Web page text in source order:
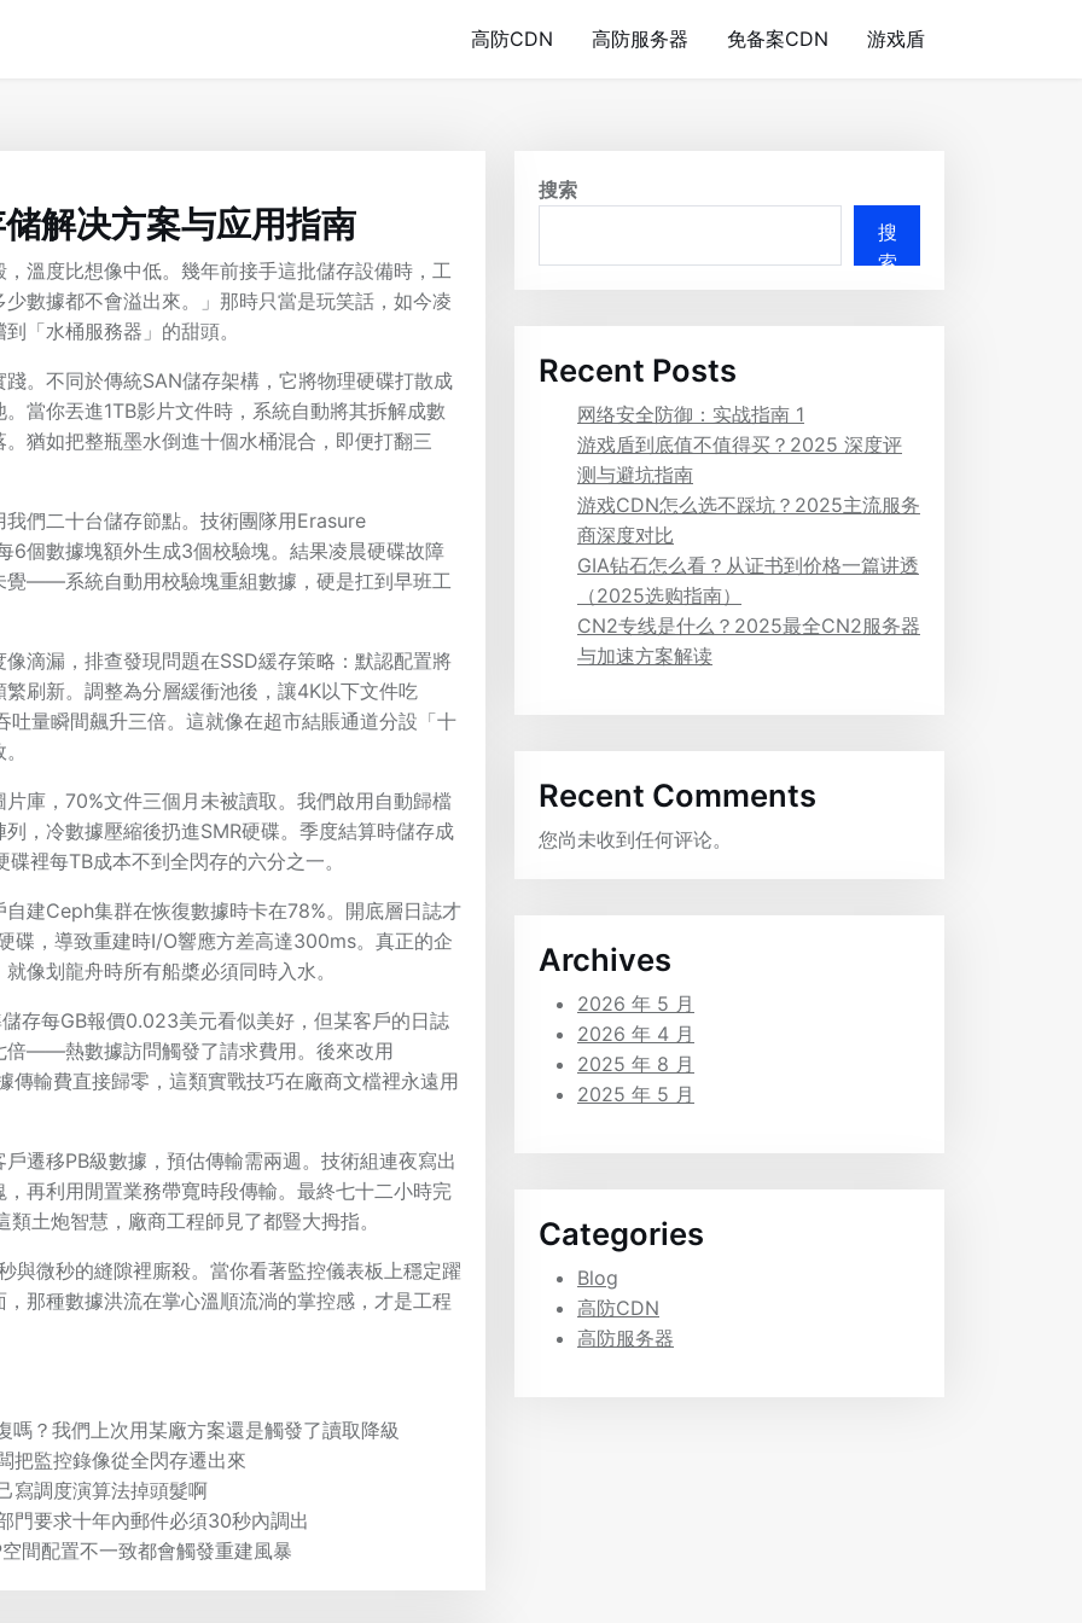
高防CDN 高防服务器 免备案CDN 游戏盾
解决方案与应用指南
溫度比想像中低。幾年前接手這批儲存設備時，工
數據都不會溢出來。」那時只當是玩笑話，如今凌
「水桶服務器」的甜頭。
。不同於傳統SAN儲存架構，它將物理硬碟打散成
當你丟進1TB影片文件時，系統自動將其拆解成數
猶如把整瓶墨水倒進十個水桶混合，即便打翻三
們二十台儲存節點。技術團隊用Erasure
個數據塊額外生成3個校驗塊。結果凌晨硬碟故障
覺——系統自動用校驗塊重組數據，硬是扛到早班工
滴漏，排查發現問題在SSD緩存策略：默認配置將
刷新。調整為分層緩衝池後，讓4K以下文件吃
量瞬間飆升三倍。這就像在超市結賬通道分設「十
庫，70%文件三個月未被讀取。我們啟用自動歸檔
，冷數據壓縮後扔進SMR硬碟。季度結算時儲存成
裡每TB成本不到全閃存的六分之一。
建Ceph集群在恢復數據時卡在78%。開底層日誌才
碟，導致重建時I/O響應方差高達300ms。真正的企
像划龍舟時所有船槳必須同時入水。
存每GB報價0.023美元看似美好，但某客戶的日誌
倍——熱數據訪問觸發了請求費用。後來改用
輸費直接歸零，這類實戰技巧在廠商文檔裡永遠用
遷移PB級數據，預估傳輸需兩週。技術組連夜寫出
再利用閒置業務帶寬時段傳輸。最終七十二小時完
土炮智慧，廠商工程師見了都豎大拇指。
與微秒的縫隙裡廝殺。當你看著監控儀表板上穩定躍
那種數據洪流在掌心溫順流淌的掌控感，才是工程
？我們上次用某廠方案還是觸發了讀取降級
把監控錄像從全閃存遷出來
寫調度演算法掉頭髮啊
門要求十年內郵件必須30秒內調出
間配置不一致都會觸發重建風暴
搜索
搜
索
Recent Posts
网络安全防御：实战指南 1
游戏盾到底值不值得买？2025 深度评
测与避坑指南
游戏CDN怎么选不踩坑？2025主流服务
商深度对比
GIA钻石怎么看？从证书到价格一篇讲透
（2025选购指南）
CN2专线是什么？2025最全CN2服务器
与加速方案解读
Recent Comments
您尚未收到任何评论。
Archives
2026 年 5 月
2026 年 4 月
2025 年 8 月
2025 年 5 月
Categories
Blog
高防CDN
高防服务器